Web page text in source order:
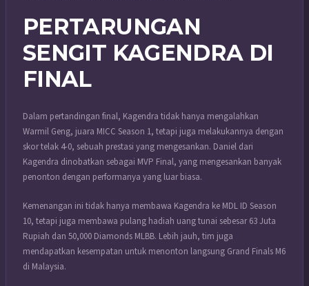
PERTARUNGAN
SENGIT KAGENDRA DI
FINAL
Dalam pertandingan final, Kagendra tidak hanya mengalahkan
Warmil Geng, juara MICC Season 1, tetapi juga melakukannya dengan
skor telak 4-0, sebuah prestasi yang mengesankan. Daniel dari
Kagendra dinobatkan sebagai MVP Final, yang mengesankan banyak
penonton dengan performanya yang luar biasa.
Kemenangan ini tidak hanya membawa Kagendra ke MDL ID Season
10, tetapi juga membawa pulang hadiah uang tunai sebesar 63 Juta
Rupiah dan 50,000 Diamonds MLBB. Lebih jauh, tim juga
mendapatkan kesempatan untuk menonton langsung Grand Finals M6
di Malaysia.